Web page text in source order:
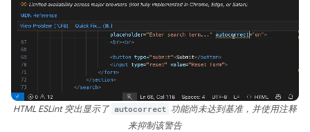
HTML ESLint 突出显示了 autocorrect 功能尚未达到基准，并使用注释
来抑制该警告